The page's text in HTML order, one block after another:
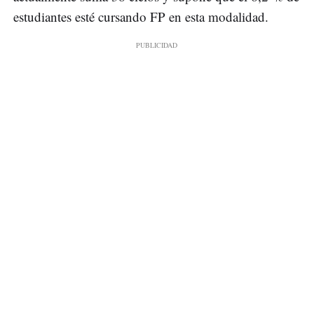
estudiantes esté cursando FP en esta modalidad.